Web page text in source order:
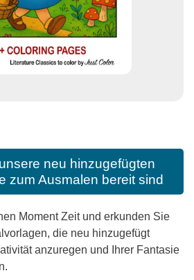
neu hinzugefügten
zum Ausmalen bereit sind
Moment Zeit und erkunden Sie
die neu hinzugefügt
anzuregen und Ihrer Fantasie